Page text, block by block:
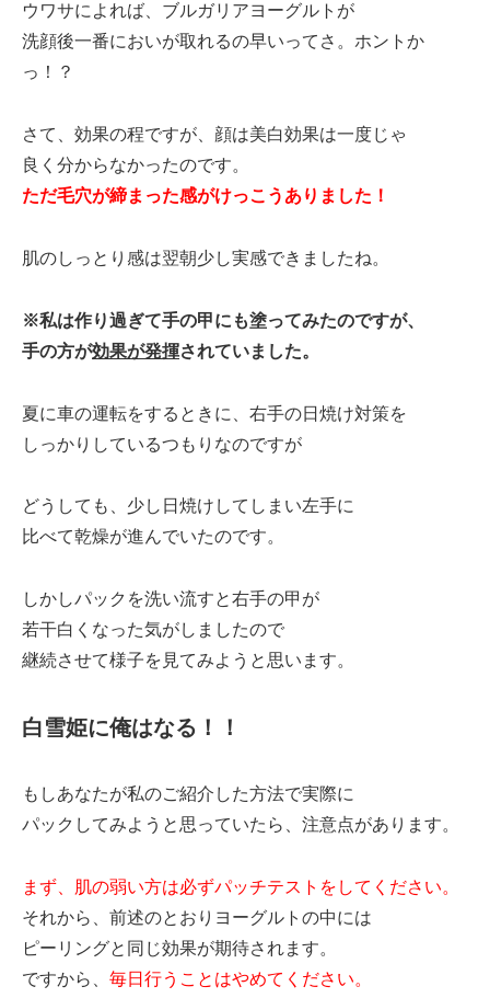
ウワサによれば、ブルガリアヨーグルトが
洗顔後一番においが取れるの早いってさ。ホントか
っ！？
さて、効果の程ですが、顔は美白効果は一度じゃ
良く分からなかったのです。
ただ毛穴が締まった感がけっこうありました！
肌のしっとり感は翌朝少し実感できましたね。
※私は作り過ぎて手の甲にも塗ってみたのですが、
手の方が効果が発揮されていました。
夏に車の運転をするときに、右手の日焼け対策を
しっかりしているつもりなのですが
どうしても、少し日焼けしてしまい左手に
比べて乾燥が進んでいたのです。
しかしパックを洗い流すと右手の甲が
若干白くなった気がしましたので
継続させて様子を見てみようと思います。
白雪姫に俺はなる！！
もしあなたが私のご紹介した方法で実際に
パックしてみようと思っていたら、注意点があります。
まず、肌の弱い方は必ずパッチテストをしてください。
それから、前述のとおりヨーグルトの中には
ピーリングと同じ効果が期待されます。
ですから、 毎日行うことはやめてください。